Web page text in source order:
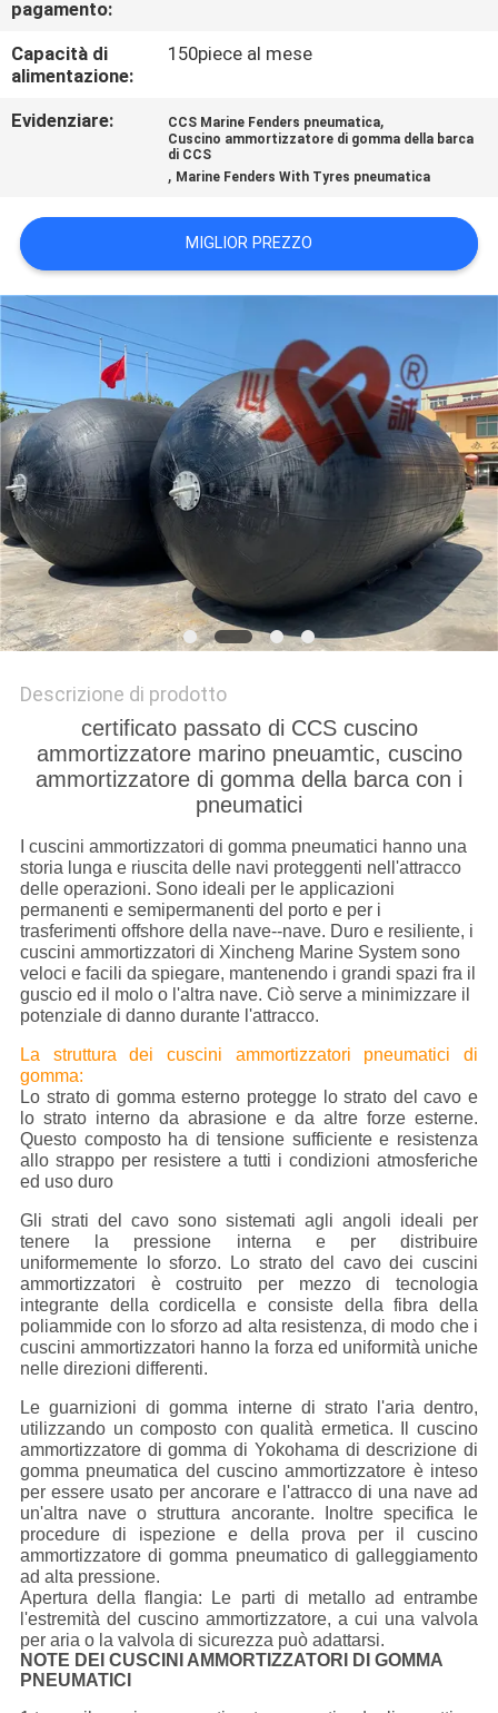
NOTIZIE
CASI
DEL
SITO
PRIVACY
POLICY
pagamento:
Capacità di
alimentazione:
150piece al mese
Evidenziare: CCS Marine Fenders pneumatica,
Cuscino ammortizzatore di gomma della barca
di CCS
, Marine Fenders With Tyres pneumatica
MIGLIOR PREZZO
Descrizione di prodotto
certificato passato di CCS cuscino
ammortizzatore marino pneuamtic, cuscino
ammortizzatore di gomma della barca con i
pneumatici
I cuscini ammortizzatori di gomma pneumatici hanno una
storia lunga e riuscita delle navi proteggenti nell'attracco
delle operazioni. Sono ideali per le applicazioni
permanenti e semipermanenti del porto e per i
trasferimenti offshore della nave--nave. Duro e resiliente, i
cuscini ammortizzatori di Xincheng Marine System sono
veloci e facili da spiegare, mantenendo i grandi spazi fra il
guscio ed il molo o l'altra nave. Ciò serve a minimizzare il
potenziale di danno durante l'attracco.
La struttura dei cuscini ammortizzatori pneumatici di
gomma:
Lo strato di gomma esterno protegge lo strato del cavo e
lo strato interno da abrasione e da altre forze esterne.
Questo composto ha di tensione sufficiente e resistenza
allo strappo per resistere a tutti i condizioni atmosferiche
ed uso duro
Gli strati del cavo sono sistemati agli angoli ideali per
tenere la pressione interna e per distribuire
uniformemente lo sforzo. Lo strato del cavo dei cuscini
ammortizzatori è costruito per mezzo di tecnologia
integrante della cordicella e consiste della fibra della
poliammide con lo sforzo ad alta resistenza, di modo che i
cuscini ammortizzatori hanno la forza ed uniformità uniche
nelle direzioni differenti.
Le guarnizioni di gomma interne di strato l'aria dentro,
utilizzando un composto con qualità ermetica. Il cuscino
ammortizzatore di gomma di Yokohama di descrizione di
gomma pneumatica del cuscino ammortizzatore è inteso
per essere usato per ancorare e l'attracco di una nave ad
un'altra nave o struttura ancorante. Inoltre specifica le
procedure di ispezione e della prova per il cuscino
ammortizzatore di gomma pneumatico di galleggiamento
ad alta pressione.
Apertura della flangia: Le parti di metallo ad entrambe
l'estremità del cuscino ammortizzatore, a cui una valvola
per aria o la valvola di sicurezza può adattarsi.
NOTE DEI CUSCINI AMMORTIZZATORI DI GOMMA
PNEUMATICI